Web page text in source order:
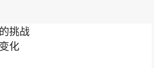
挑战
化